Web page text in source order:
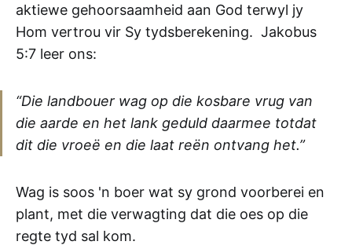
aktiewe gehoorsaamheid aan God terwyl jy
Hom vertrou vir Sy tydsberekening. Jakobus
5:7 leer ons:
“Die landbouer wag op die kosbare vrug van
die aarde en het lank geduld daarmee totdat
dit die vroeë en die laat reën ontvang het.”
Wag is soos 'n boer wat sy grond voorberei en
plant, met die verwagting dat die oes op die
regte tyd sal kom.